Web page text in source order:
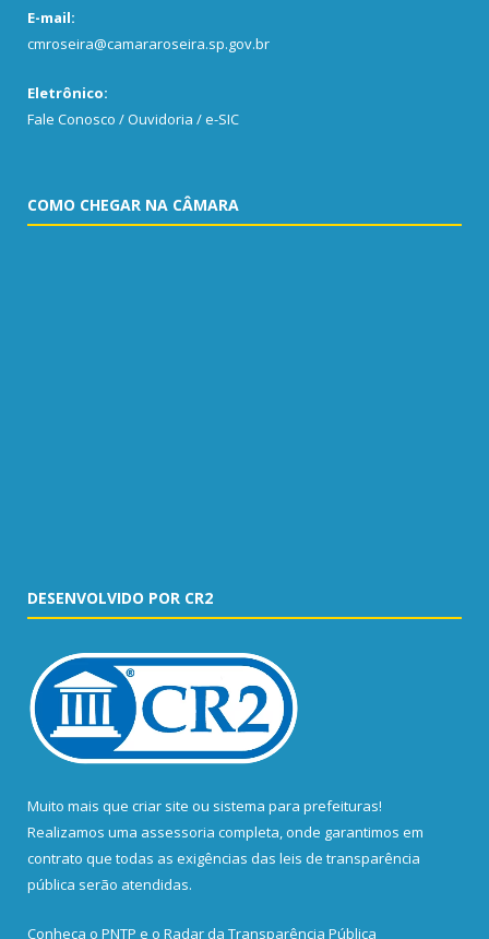
E-mail:
cmroseira@camararoseira.sp.gov.br
Eletrônico:
Fale Conosco / Ouvidoria / e-SIC
COMO CHEGAR NA CÂMARA
DESENVOLVIDO POR CR2
Muito mais que criar site ou sistema para prefeituras!
Realizamos uma assessoria completa, onde garantimos em
contrato que todas as exigências das leis de transparência
pública serão atendidas.
Conheça o PNTP e o Radar da Transparência Pública